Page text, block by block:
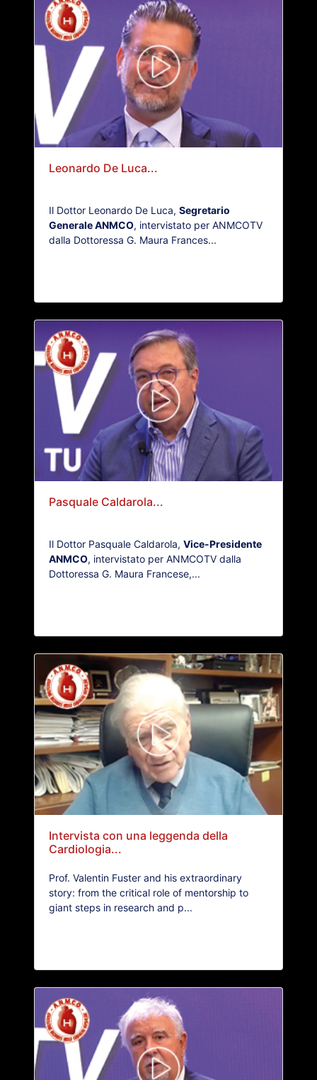
Leonardo De Luca...
Il Dottor Leonardo De Luca, Segretario
Generale ANMCO, intervistato per ANMCOTV
dalla Dottoressa G. Maura Frances...
Pasquale Caldarola...
Il Dottor Pasquale Caldarola, Vice-Presidente
ANMCO, intervistato per ANMCOTV dalla
Dottoressa G. Maura Francese,...
Intervista con una leggenda della
Cardiologia...
Prof. Valentin Fuster and his extraordinary
story: from the critical role of mentorship to
giant steps in research and p...